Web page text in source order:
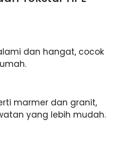
dan hangat, cocok
marmer dan granit,
yang lebih mudah.